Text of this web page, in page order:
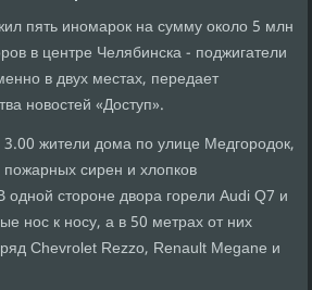
пять иномарок на сумму около 5 млн
в центре Челябинска - поджигатели
в двух местах, передает
новостей «Доступ».
жители дома по улице Медгородок,
сирен и хлопков
одной стороне двора горели Audi Q7 и
нос к носу, а в 50 метрах от них
Chevrolet Rezzo, Renault Megane и